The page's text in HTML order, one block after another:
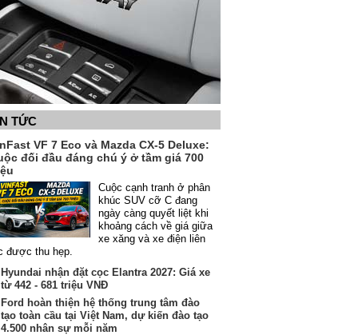
TỨC
VF 7 Eco và Mazda CX-5 Deluxe:
đối đầu đáng chú ý ở tầm giá 700
Cuộc cạnh tranh ở phân
khúc SUV cỡ C đang
ngày càng quyết liệt khi
khoảng cách về giá giữa
xe xăng và xe điện liên
được thu hẹp.
Hyundai nhận đặt cọc Elantra 2027: Giá xe
từ 442 - 681 triệu VNĐ
Ford hoàn thiện hệ thống trung tâm đào
tạo toàn cầu tại Việt Nam, dự kiến đào tạo
4.500 nhân sự mỗi năm